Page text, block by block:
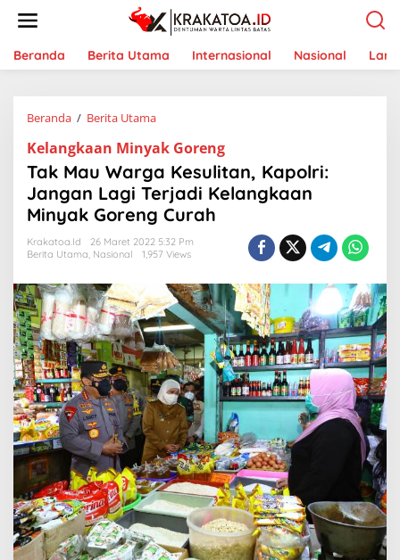
t
Beranda Berita Utama Internasional Nasional
Beranda / Berita Utama
k
M
a
u
W
r
g
K
e
s
u
l
i
t
a
n
,
K
a
p
o
l
r
i
Kelangkaan Minyak Goreng
Tak Mau Warga Kesulitan, Kapolri:
Jangan Lagi Terjadi Kelangkaan
Minyak Goreng Curah
Krakatoa.id
26 Maret 2022 5:32 Pm
Berita Utama, Nasional 1,957 Views